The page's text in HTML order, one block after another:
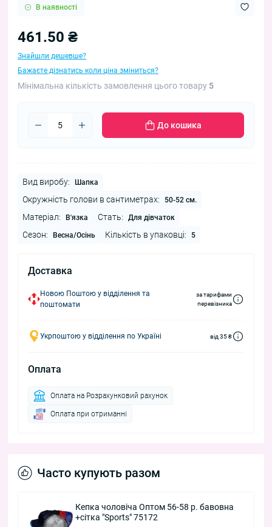
В наявності
461.50 ₴
Знайшли дешевше?
Бажаєте дізнатись коли ціна зміниться?
Мінімальна кількість замовлення цього товару 5
До кошика
Вид виробу: Шапка
Окружність голови в сантиметрах: 50-52 см.
Матеріал: В'язка Стать: Для дівчаток
Сезон: Весна/Осінь Кількість в упаковці: 5
Доставка
Новою Поштою у відділення та
поштомати
за тарифами
перевізника
Укрпоштою у відділення по Україні від 35 ₴
Оплата
Оплата на Розрахунковий рахунок
Оплата при отриманні
Часто купують разом
Кепка чоловіча Оптом 56-58 р. бавовна
+сітка "Sports" 75172